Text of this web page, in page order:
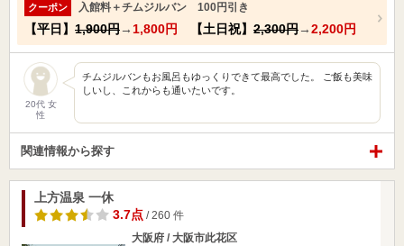
クーポン 入館料＋チムジルバン 100円引き
【平日】 1,900円→ 1,800円 【土日祝】 2,300円→2,200円
20代 女
性
チムジルバンもお風呂もゆっくりできて最高でした。 ご飯も美味
しいし、これからも通いたいです。
関連情報から探す
上方温泉 一休
3.7点 / 260 件
大阪府 / 大阪市此花区